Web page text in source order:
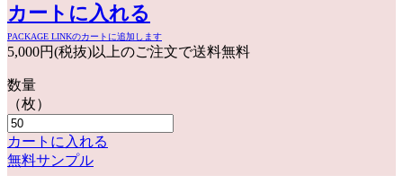
カートに入れる
PACKAGE LINKのカートに追加します
5,000円(税抜)以上のご注文で送料無料
数量
（枚）
カートに入れる
無料サンプル